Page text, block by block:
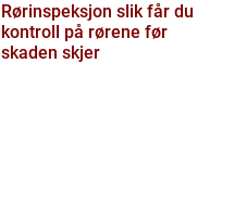
Rørinspeksjon slik får du
kontroll på rørene før
skaden skjer